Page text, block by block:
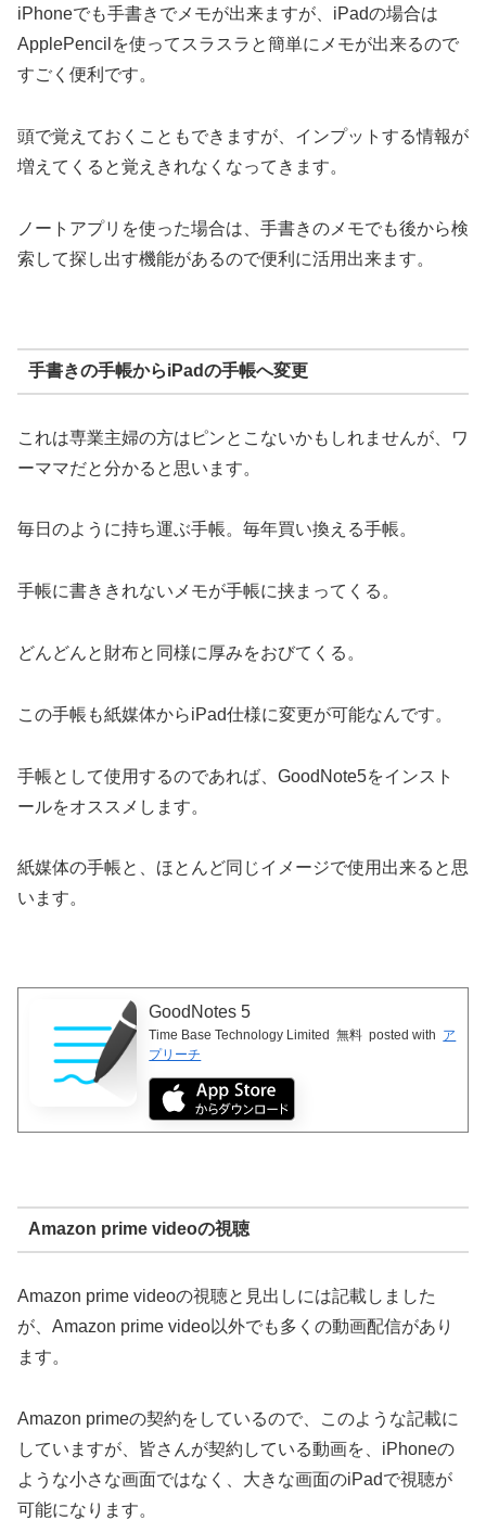
iPhoneでも手書きでメモが出来ますが、iPadの場合は
ApplePencilを使ってスラスラと簡単にメモが出来るので
すごく便利です。
頭で覚えておくこともできますが、インプットする情報が
増えてくると覚えきれなくなってきます。
ノートアプリを使った場合は、手書きのメモでも後から検
索して探し出す機能があるので便利に活用出来ます。
手書きの手帳からiPadの手帳へ変更
これは専業主婦の方はピンとこないかもしれませんが、ワ
ーママだと分かると思います。
毎日のように持ち運ぶ手帳。毎年買い換える手帳。
手帳に書ききれないメモが手帳に挟まってくる。
どんどんと財布と同様に厚みをおびてくる。
この手帳も紙媒体からiPad仕様に変更が可能なんです。
手帳として使用するのであれば、GoodNote5をインスト
ールをオススメします。
紙媒体の手帳と、ほとんど同じイメージで使用出来ると思
います。
GoodNotes 5
Time Base Technology Limited 無料 posted with ア
プリーチ
Amazon prime videoの視聴
Amazon prime videoの視聴と見出しには記載しました
が、Amazon prime video以外でも多くの動画配信があり
ます。
Amazon primeの契約をしているので、このような記載に
していますが、皆さんが契約している動画を、iPhoneの
ような小さな画面ではなく、大きな画面のiPadで視聴が
可能になります。